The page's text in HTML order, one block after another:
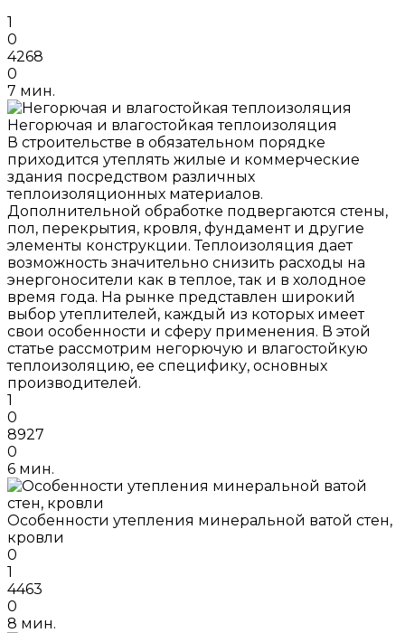
1
0
4268
0
7 мин.
Негорючая и влагостойкая теплоизоляция
В строительстве в обязательном порядке
приходится утеплять жилые и коммерческие
здания посредством различных
теплоизоляционных материалов.
Дополнительной обработке подвергаются стены,
пол, перекрытия, кровля, фундамент и другие
элементы конструкции. Теплоизоляция дает
возможность значительно снизить расходы на
энергоносители как в теплое, так и в холодное
время года. На рынке представлен широкий
выбор утеплителей, каждый из которых имеет
свои особенности и сферу применения. В этой
статье рассмотрим негорючую и влагостойкую
теплоизоляцию, ее специфику, основных
производителей.
1
0
8927
0
6 мин.
Особенности утепления минеральной ватой стен,
кровли
0
1
4463
0
8 мин.